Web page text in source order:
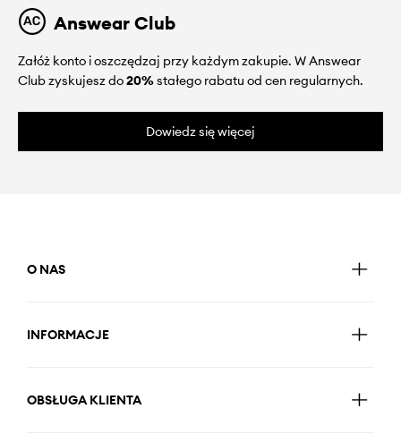
Answear Club
Załóż konto i oszczędzaj przy każdym zakupie. W Answear
Club zyskujesz do20%stałego rabatu od cen regularnych.
Dowiedz się więcej
O NAS
INFORMACJE
OBSŁUGA KLIENTA